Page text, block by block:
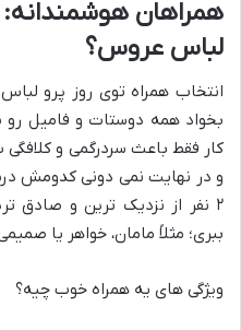
همراهان
لباس عروس؟
انتخاب همراه توی روز پرو
بخواد همه دوستات و فامیل رو
کار فقط باعث سردرگمی و
۲ نفر از نزدیک ترین و صادق
ببری؛ مثلاً مامان، خواهر یا
ویژگی های یه همراه خوب چیه؟